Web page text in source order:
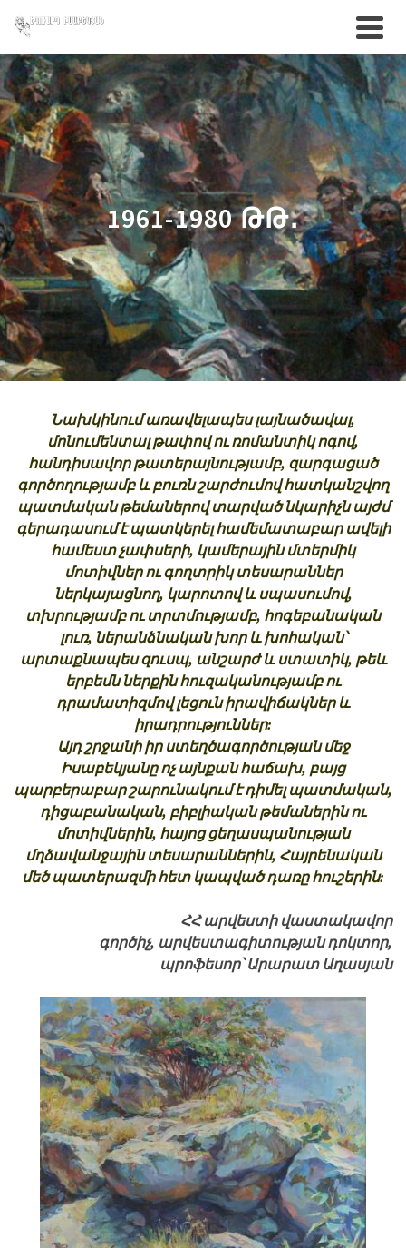
1961-1980 ԹԹ․
Նախկինում առավելապես լայնածավալ,
մոնումենտալ թափով ու ռոմանտիկ ոգով,
հանդիսավոր թատերայնությամբ, զարգացած
գործողությամբ և բուռն շարժումով հատկանշվող
պատմական թեմաներով տարված նկարիչն այժմ
գերադասում է պատկերել համեմատաբար ավելի
համեստ չափսերի, կամերային մտերմիկ
մոտիվներ ու գողտրիկ տեսարաններ
ներկայացնող, կարոտով և սպասումով,
տխրությամբ ու տրտմությամբ, հոգեբանական
լուռ, ներանձնական խոր և խոհական՝
արտաքնապես զուսպ, անշարժ և ստատիկ, թեև
երբեմն ներքին հուզականությամբ ու
դրամատիզմով լեցուն իրավիճակներ և
իրադրություններ:
Այդ շրջանի իր ստեղծագործության մեջ
Իսաբեկյանը ոչ այնքան հաճախ, բայց
պարբերաբար շարունակում է դիմել պատմական,
դիցաբանական, բիբլիական թեմաներին ու
մոտիվներին, հայոց ցեղասպանության
մղձավանջային տեսարաններին, Հայրենական
մեծ պատերազմի հետ կապված դառը հուշերին:
ՀՀ արվեստի վաստակավոր
գործիչ, արվեստագիտության դոկտոր,
պրոֆեսոր՝ Արարատ Աղասյան